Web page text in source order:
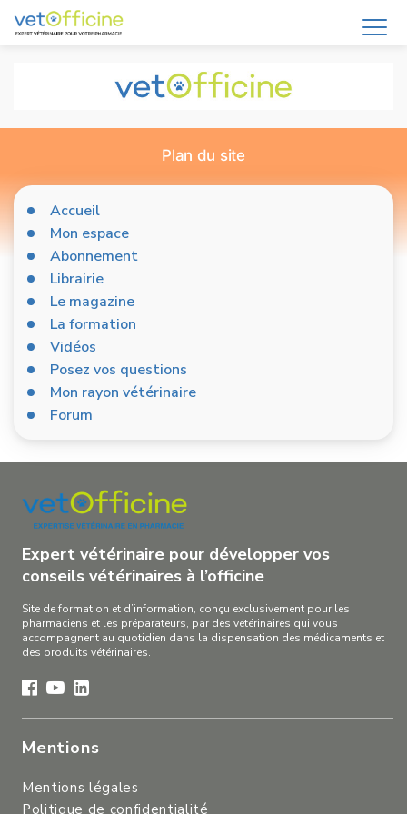
Plan du site
Accueil
Mon espace
Abonnement
Librairie
Le magazine
La formation
Vidéos
Posez vos questions
Mon rayon vétérinaire
Forum
Expert vétérinaire pour développer vos
conseils vétérinaires à l’officine
Site de formation et d’information, conçu exclusivement pour les
pharmaciens et les préparateurs, par des vétérinaires qui vous
accompagnent au quotidien dans la dispensation des médicaments et
des produits vétérinaires.
Mentions
Mentions légales
Politique de confidentialité